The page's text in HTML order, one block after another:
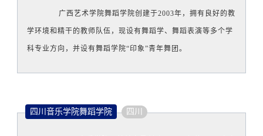
广西艺术学院舞蹈学院创建于2003年，拥有良好的教
学环境和精干的教师队伍，现设有舞蹈学、舞蹈表演等多个学
科专业方向，并设有舞蹈学院“印象”青年舞团。
四川音乐学院舞蹈学院 四川